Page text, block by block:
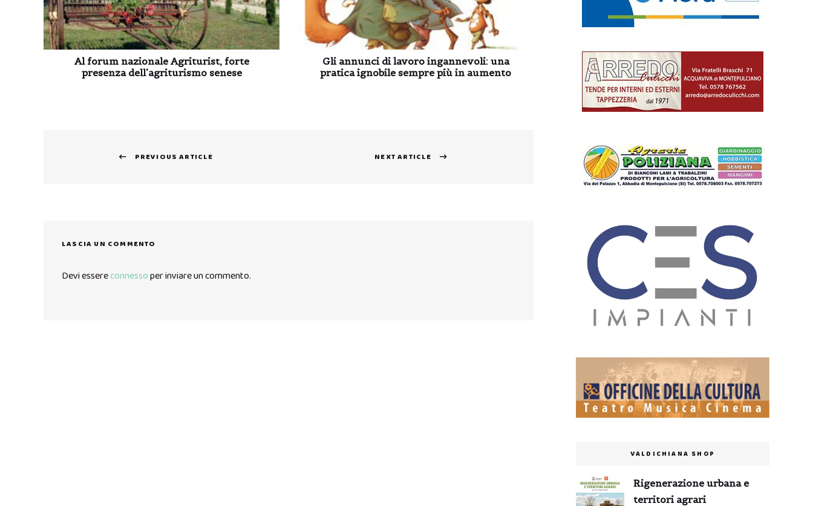
Al forum nazionale Agriturist, forte
presenza dell’agriturismo senese
Gli annunci di lavoro ingannevoli: una
pratica ignobile sempre più in aumento
PREVIOUS ARTICLE NEXT ARTICLE
LASCIA UN COMMENTO
Devi essereconnessoper inviare un commento.
VALDICHIANA SHOP
Rigenerazione urbana e
territori agrari